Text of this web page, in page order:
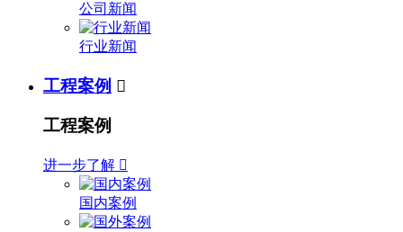
公司新闻
行业新闻
工程案例 
工程案例
进一步了解 
国内案例